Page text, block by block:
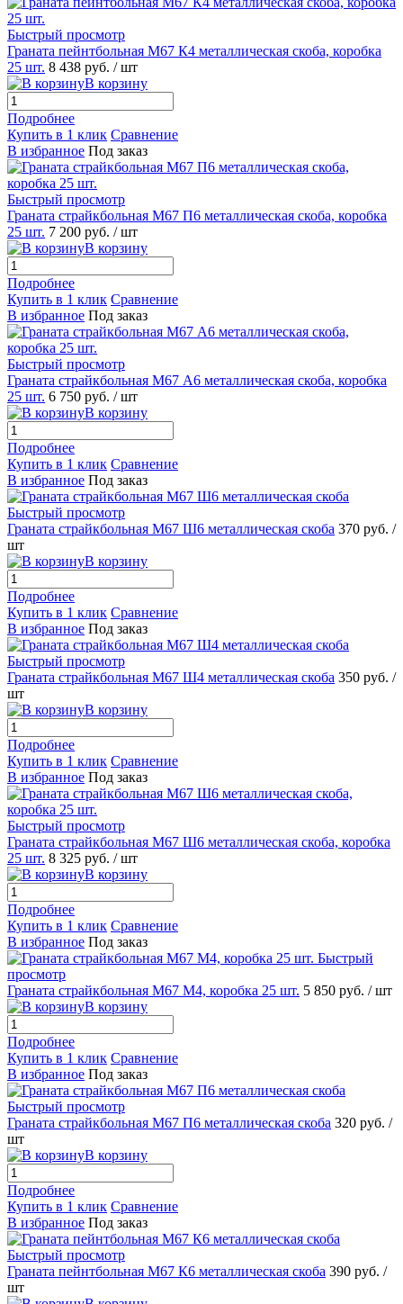
Быстрый просмотр
Граната пейнтбольная М67 К4 металлическая скоба, коробка
25 шт. 8 438 руб. / шт
В корзину
Подробнее
Купить в 1 клик Сравнение
В избранное Под заказ
Быстрый просмотр
Граната страйкбольная М67 П6 металлическая скоба, коробка
25 шт. 7 200 руб. / шт
В корзину
Подробнее
Купить в 1 клик Сравнение
В избранное Под заказ
Быстрый просмотр
Граната страйкбольная М67 А6 металлическая скоба, коробка
25 шт. 6 750 руб. / шт
В корзину
Подробнее
Купить в 1 клик Сравнение
В избранное Под заказ
Быстрый просмотр
Граната страйкбольная М67 Ш6 металлическая скоба 370 руб. /
шт
В корзину
Подробнее
Купить в 1 клик Сравнение
В избранное Под заказ
Быстрый просмотр
Граната страйкбольная М67 Ш4 металлическая скоба 350 руб. /
шт
В корзину
Подробнее
Купить в 1 клик Сравнение
В избранное Под заказ
Быстрый просмотр
Граната страйкбольная М67 Ш6 металлическая скоба, коробка
25 шт. 8 325 руб. / шт
В корзину
Подробнее
Купить в 1 клик Сравнение
В избранное Под заказ
Быстрый
просмотр
Граната страйкбольная М67 М4, коробка 25 шт. 5 850 руб. / шт
В корзину
Подробнее
Купить в 1 клик Сравнение
В избранное Под заказ
Быстрый просмотр
Граната страйкбольная М67 П6 металлическая скоба 320 руб. /
шт
В корзину
Подробнее
Купить в 1 клик Сравнение
В избранное Под заказ
Быстрый просмотр
Граната пейнтбольная М67 К6 металлическая скоба 390 руб. /
шт